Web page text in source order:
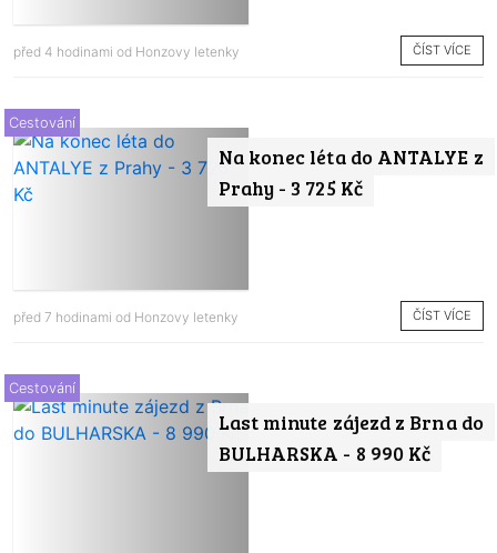
před 4 hodinami od Honzovy letenky ČÍST VÍCE
Na konec léta do ANTALYE z
Prahy - 3 725 Kč
Cestování
před 7 hodinami od Honzovy letenky ČÍST VÍCE
Last minute zájezd z Brna do
BULHARSKA - 8 990 Kč
Cestování